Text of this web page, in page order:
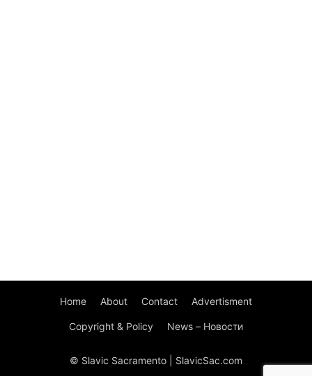
Home About Contact Advertisment
Copyright & Policy News – Новости
© Slavic Sacramento | SlavicSac.com